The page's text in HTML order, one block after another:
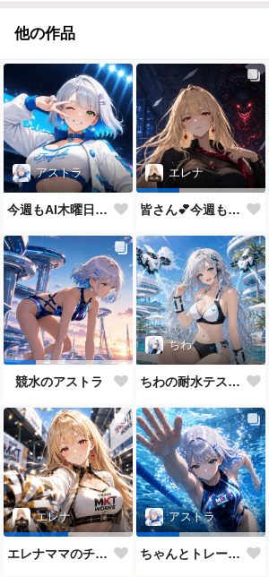
他の作品
アストラ
今週もAI木曜日のRQの時間だよ
エレナ
皆さん💕今週もおつかれさまでした✨
競水のアストラ
ちわ
ちわの耐水テスト（ほぼ生身バージョン）
エレナ
エレナママのチアガール
アストラ
ちゃんとトレーニングもします😉✨